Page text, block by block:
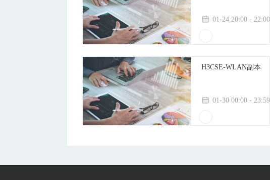
01-24 20:00 - 22:00
H3CSE-WLAN副本
01-30 00:00 - 23:59